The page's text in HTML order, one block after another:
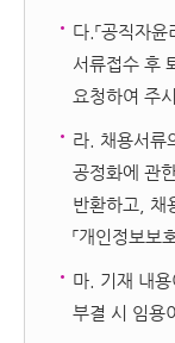
다.「공직자
서류접수 후
요청하여 주
라. 채용서류
공정화에 관
반환하고, 채
「개인정보보
마. 기재 내
부결 시 임용